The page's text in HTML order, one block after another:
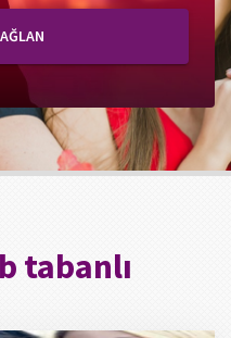
tabanlı